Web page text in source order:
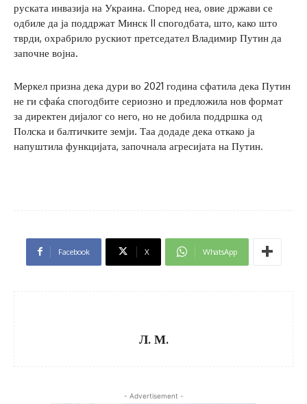
руската инвазија на Украина. Според неа, овие држави се
одбиле да ја поддржат Минск II спогодбата, што, како што
тврди, охрабрило рускиот претседател Владимир Путин да
започне војна.
Меркел призна дека дури во 2021 година сфатила дека Путин
не ги сфаќа спогодбите сериозно и предложила нов формат
за директен дијалог со него, но не добила поддршка од
Полска и балтичките земји. Таа додаде дека откако ја
напуштила функцијата, започнала агресијата на Путин.
Facebook X WhatsApp
Л. М.
- Advertisement -